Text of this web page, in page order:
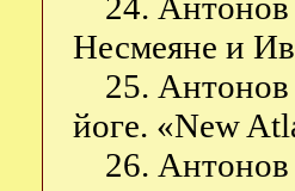
Несмеяне и
25.
йоге. «New
26.